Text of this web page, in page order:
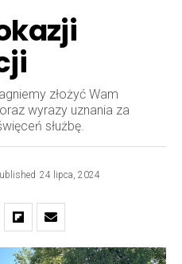
złożyć Wam
wyrazy uznania za
służbę.
24 lipca, 2024